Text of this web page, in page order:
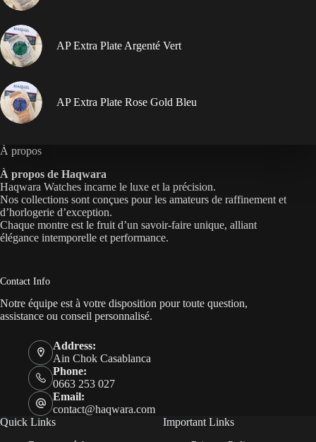
AP Extra Plate Argenté Vert
AP Extra Plate Rose Gold Bleu
À propos
À propos de Haqwara
Haqwara Watches incarne le luxe et la précision.
Nos collections sont conçues pour les amateurs de raffinement et
d’horlogerie d’exception.
Chaque montre est le fruit d’un savoir-faire unique, alliant
élégance intemporelle et performance.
Contact Info
Notre équipe est à votre disposition pour toute question,
assistance ou conseil personnalisé.
Address:
Ain Chok Casablanca
Phone:
0663 253 027
Email:
contact@haqwara.com
Quick Links
Important Links